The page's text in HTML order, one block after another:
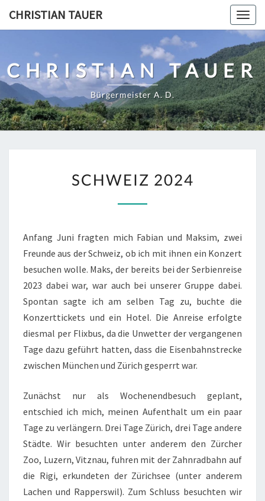
CHRISTIAN TAUER
CHRISTIAN TAUER
Bürgermeister A. D.
2024
SCHWEIZ 2024
Anfang Juni fragten mich Fabian und Maksim, zwei
Freunde aus der Schweiz, ob ich mit ihnen ein Konzert
besuchen wolle. Maks, der bereits bei der Serbienreise
2023 dabei war, war auch bei unserer Gruppe dabei.
Spontan sagte ich am selben Tag zu, buchte die
Konzerttickets und ein Hotel. Die Anreise erfolgte
diesmal per Flixbus, da die Unwetter der vergangenen
Tage dazu geführt hatten, dass die Eisenbahnstrecke
zwischen München und Zürich gesperrt war.
Zunächst nur als Wochenendbesuch geplant,
entschied ich mich, meinen Aufenthalt um ein paar
Tage zu verlängern. Drei Tage Zürich, drei Tage andere
Städte. Wir besuchten unter anderem den Zürcher
Zoo, Luzern, Vitznau, fuhren mit der Zahnradbahn auf
die Rigi, erkundeten der Zürichsee (unter anderem
Lachen und Rapperswil). Zum Schluss besuchten wir